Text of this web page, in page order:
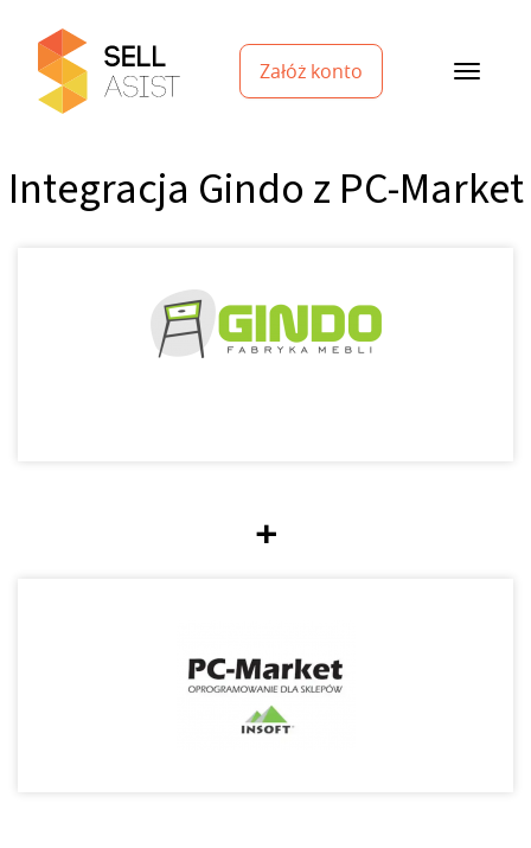
Załóż konto
Integracja Gindo z PC-Market
+